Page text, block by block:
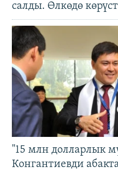
салды. Өлкөдө
"15 млн долларлык
Конгантиевди